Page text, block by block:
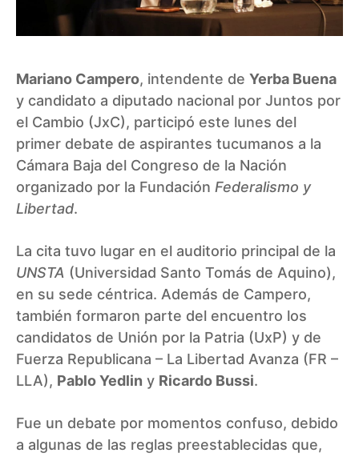
Mariano Campero, intendente de Yerba Buena
y candidato a diputado nacional por Juntos por
el Cambio (JxC), participó este lunes del
primer debate de aspirantes tucumanos a la
Cámara Baja del Congreso de la Nación
organizado por la Fundación Federalismo y
Libertad.
La cita tuvo lugar en el auditorio principal de la
UNSTA (Universidad Santo Tomás de Aquino),
en su sede céntrica. Además de Campero,
también formaron parte del encuentro los
candidatos de Unión por la Patria (UxP) y de
Fuerza Republicana – La Libertad Avanza (FR –
LLA), Pablo Yedlin y Ricardo Bussi.
Fue un debate por momentos confuso, debido
a algunas de las reglas preestablecidas que,